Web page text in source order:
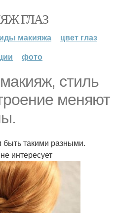
ГЛАЗ
макияжа
цвет глаз
фото
стиль
меняют
такими разными.
интересует